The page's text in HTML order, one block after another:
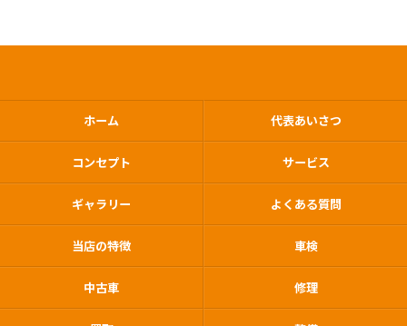
ホーム 代表あいさつ
コンセプト サービス
ギャラリー よくある質問
当店の特徴 車検
中古車 修理